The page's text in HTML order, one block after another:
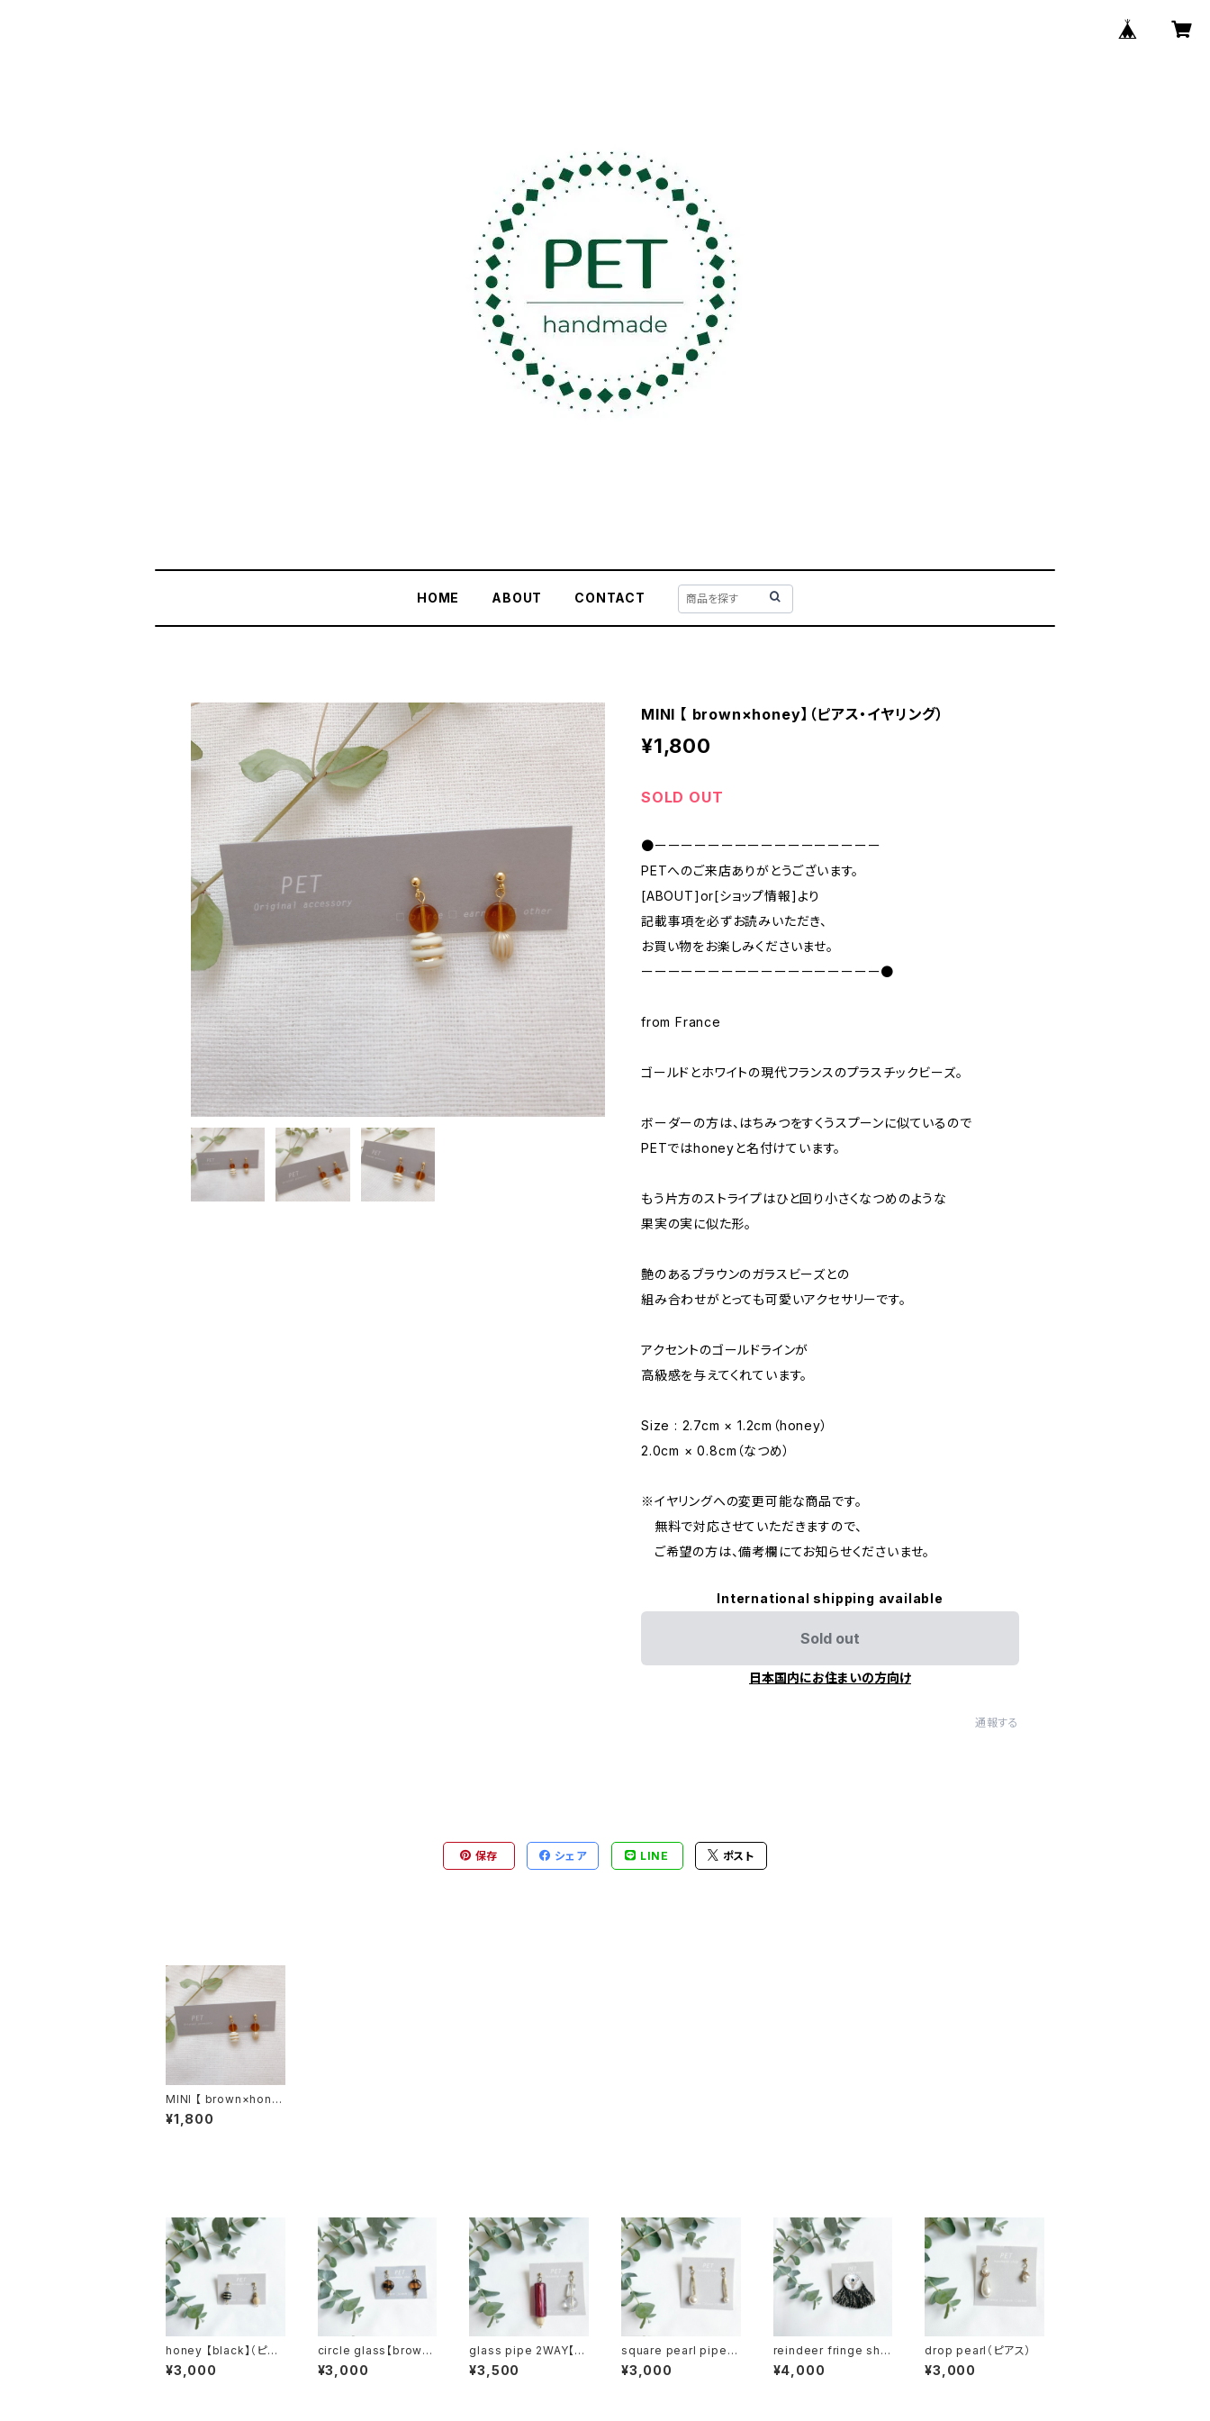
HOME ABOUT CONTACT
MINI 【 brown×honey】（ピアス・イヤリング）
¥1,800
SOLD OUT
●ーーーーーーーーーーーーーーーーー
PETへのご来店ありがとうございます。
[ABOUT]or[ショップ情報]より
記載事項を必ずお読みいただき、
お買い物をお楽しみくださいませ。
ーーーーーーーーーーーーーーーーーー●
from France
ゴールドとホワイトの現代フランスのプラスチックビーズ。
ボーダーの方は、はちみつをすくうスプーンに似ているので
PETではhoneyと名付けています。
もう片方のストライプはひと回り小さくなつめのような
果実の実に似た形。
艶のあるブラウンのガラスビーズとの
組み合わせがとっても可愛いアクセサリーです。
アクセントのゴールドラインが
高級感を与えてくれています。
Size : 2.7cm × 1.2cm（honey）
2.0cm × 0.8cm（なつめ）
※イヤリングへの変更可能な商品です。
無料で対応させていただきますので、
ご希望の方は、備考欄にてお知らせくださいませ。
International shipping available
Sold out
日本国内にお住まいの方向け
通報する
保存 シェア LINE ポスト
MINI 【 brown×hone
y】（ピアス・イヤリング）
¥1,800
honey 【black】（ピア
ス）
¥3,000
circle glass【brown】
（ピアス）
¥3,000
glass pipe 2WAY【pi
nk】（ピアス）
¥3,500
square pearl pipe
（ピアス）
¥3,000
reindeer fringe shel
l【black】（片耳ピアス）
¥4,000
drop pearl（ピアス）
¥3,000